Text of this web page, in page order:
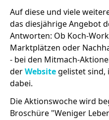
Auf diese und viele
das diesjährige Angebot
Antworten: Ob Koch-
Marktplätzen oder
- bei den Mitmach-
derWebsitegelistet sind,
dabei.
Die Aktionswoche wird
Broschüre "Weniger